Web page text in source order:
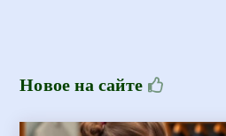
Новое на сайте